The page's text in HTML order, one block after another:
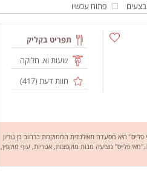
פתוח עכשיו
תפריט בקליק
שעות וא. חלוקה
חוות דעת (417
)
היא מסעדה תאילנדית הממוקמת ברחוב בן גוריון
פלייס" מציעה מנות מוקפצות, אטריות, עוף מוקפץ,
בבגאט, מרק קארי, פטריות סיניות ועוד."מאי פלייס"
המזרח הרחוק הישר אליכם הביתה.משלוחים